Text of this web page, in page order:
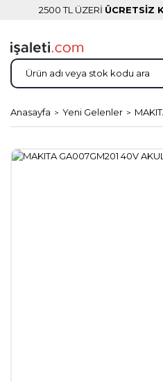
2500 TL ÜZERİ ÜCRETSİZ
Anasayfa Yeni Gelenler